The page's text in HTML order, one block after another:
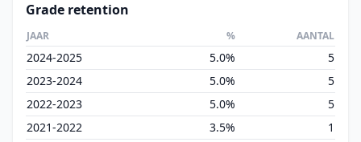
Grade retention
JAAR % AANTAL
2024-2025 5.0%
5
2023-2024
5.0%
5
2022-2023
5.0%
5
2021-2022
3.5%
1